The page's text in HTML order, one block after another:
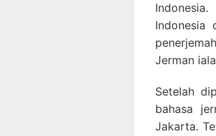
Indonesia
Jerman
Setelah
bahasa
Jakarta.